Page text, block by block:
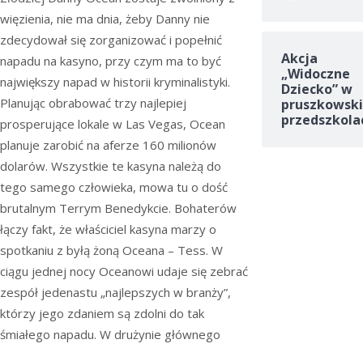
więzienia, nie ma dnia, żeby Danny nie
zdecydował się zorganizować i popełnić
napadu na kasyno, przy czym ma to być
największy napad w historii kryminalistyki.
Planując obrabować trzy najlepiej
prosperujące lokale w Las Vegas, Ocean
planuje zarobić na aferze 160 milionów
dolarów. Wszystkie te kasyna należą do
tego samego człowieka, mowa tu o dość
brutalnym Terrym Benedykcie. Bohaterów
łączy fakt, że właściciel kasyna marzy o
spotkaniu z byłą żoną Oceana – Tess. W
ciągu jednej nocy Oceanowi udaje się zebrać
zespół jedenastu „najlepszych w branży”,
którzy jego zdaniem są zdolni do tak
śmiałego napadu. W drużynie głównego
Akcja
„Widoczne
Dziecko” w